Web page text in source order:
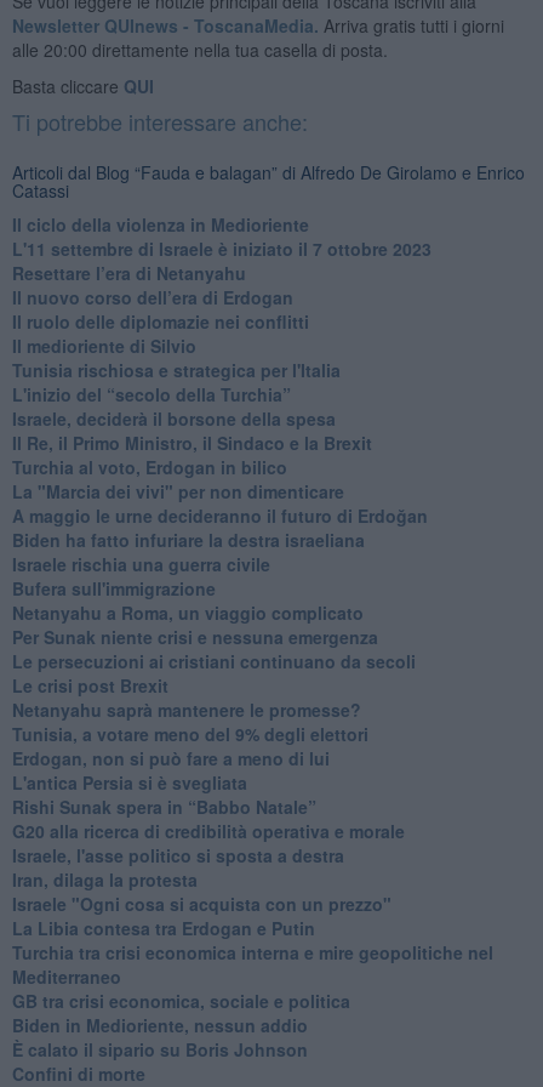
Newsletter QUInews - ToscanaMedia. Arriva gratis tutti i giorni
alle 20:00 direttamente nella tua casella di posta.
Basta cliccare QUI
Ti potrebbe interessare anche:
Articoli dal Blog “Fauda e balagan” di Alfredo De Girolamo e Enrico
Catassi
Il ciclo della violenza in Medioriente
L'11 settembre di Israele è iniziato il 7 ottobre 2023
Resettare l’era di Netanyahu
​Il nuovo corso dell’era di Erdogan
Il ruolo delle diplomazie nei conflitti
Il medioriente di Silvio
Tunisia rischiosa e strategica per l'Italia
L'inizio del “secolo della Turchia”
Israele, deciderà il borsone della spesa
Il Re, il Primo Ministro, il Sindaco e la Brexit
Turchia al voto, Erdogan in bilico
La "Marcia dei vivi" per non dimenticare
A maggio le urne decideranno il futuro di Erdoğan
Biden ha fatto infuriare la destra israeliana
Israele rischia una guerra civile
Bufera sull'immigrazione
Netanyahu a Roma, un viaggio complicato
Per Sunak niente crisi e nessuna emergenza
Le persecuzioni ai cristiani continuano da secoli
Le crisi post Brexit
Netanyahu saprà mantenere le promesse?
Tunisia, a votare meno del 9% degli elettori
Erdogan, non si può fare a meno di lui
L'antica Persia si è svegliata
Rishi Sunak spera in “Babbo Natale”
G20 alla ricerca di credibilità operativa e morale
Israele, l'asse politico si sposta a destra
Iran, dilaga la protesta
Israele "Ogni cosa si acquista con un prezzo"
La Libia contesa tra Erdogan e Putin
Turchia tra crisi economica interna e mire geopolitiche nel
Mediterraneo
GB tra crisi economica, sociale e politica
Biden in Medioriente, nessun addio
È calato il sipario su Boris Johnson
Confini di morte